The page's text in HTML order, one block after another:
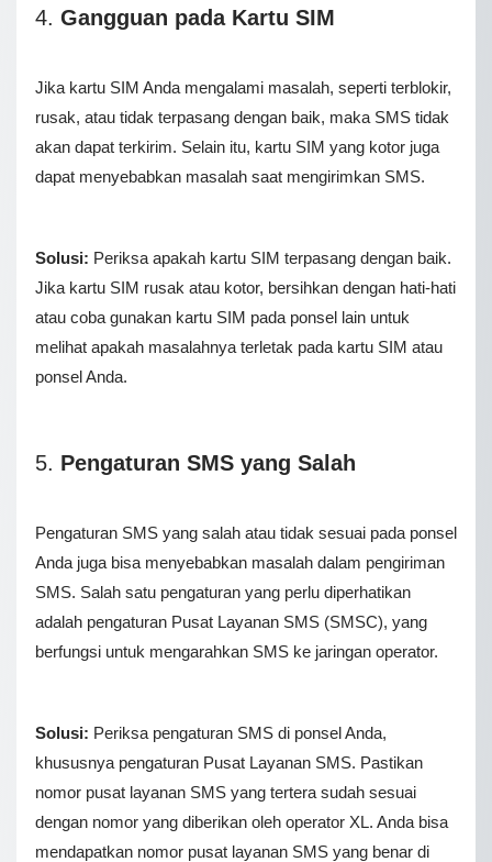
4. Gangguan pada Kartu SIM
Jika kartu SIM Anda mengalami masalah, seperti terblokir,
rusak, atau tidak terpasang dengan baik, maka SMS tidak
akan dapat terkirim. Selain itu, kartu SIM yang kotor juga
dapat menyebabkan masalah saat mengirimkan SMS.
Solusi: Periksa apakah kartu SIM terpasang dengan baik.
Jika kartu SIM rusak atau kotor, bersihkan dengan hati-hati
atau coba gunakan kartu SIM pada ponsel lain untuk
melihat apakah masalahnya terletak pada kartu SIM atau
ponsel Anda.
5. Pengaturan SMS yang Salah
Pengaturan SMS yang salah atau tidak sesuai pada ponsel
Anda juga bisa menyebabkan masalah dalam pengiriman
SMS. Salah satu pengaturan yang perlu diperhatikan
adalah pengaturan Pusat Layanan SMS (SMSC), yang
berfungsi untuk mengarahkan SMS ke jaringan operator.
Solusi: Periksa pengaturan SMS di ponsel Anda,
khususnya pengaturan Pusat Layanan SMS. Pastikan
nomor pusat layanan SMS yang tertera sudah sesuai
dengan nomor yang diberikan oleh operator XL. Anda bisa
mendapatkan nomor pusat layanan SMS yang benar di